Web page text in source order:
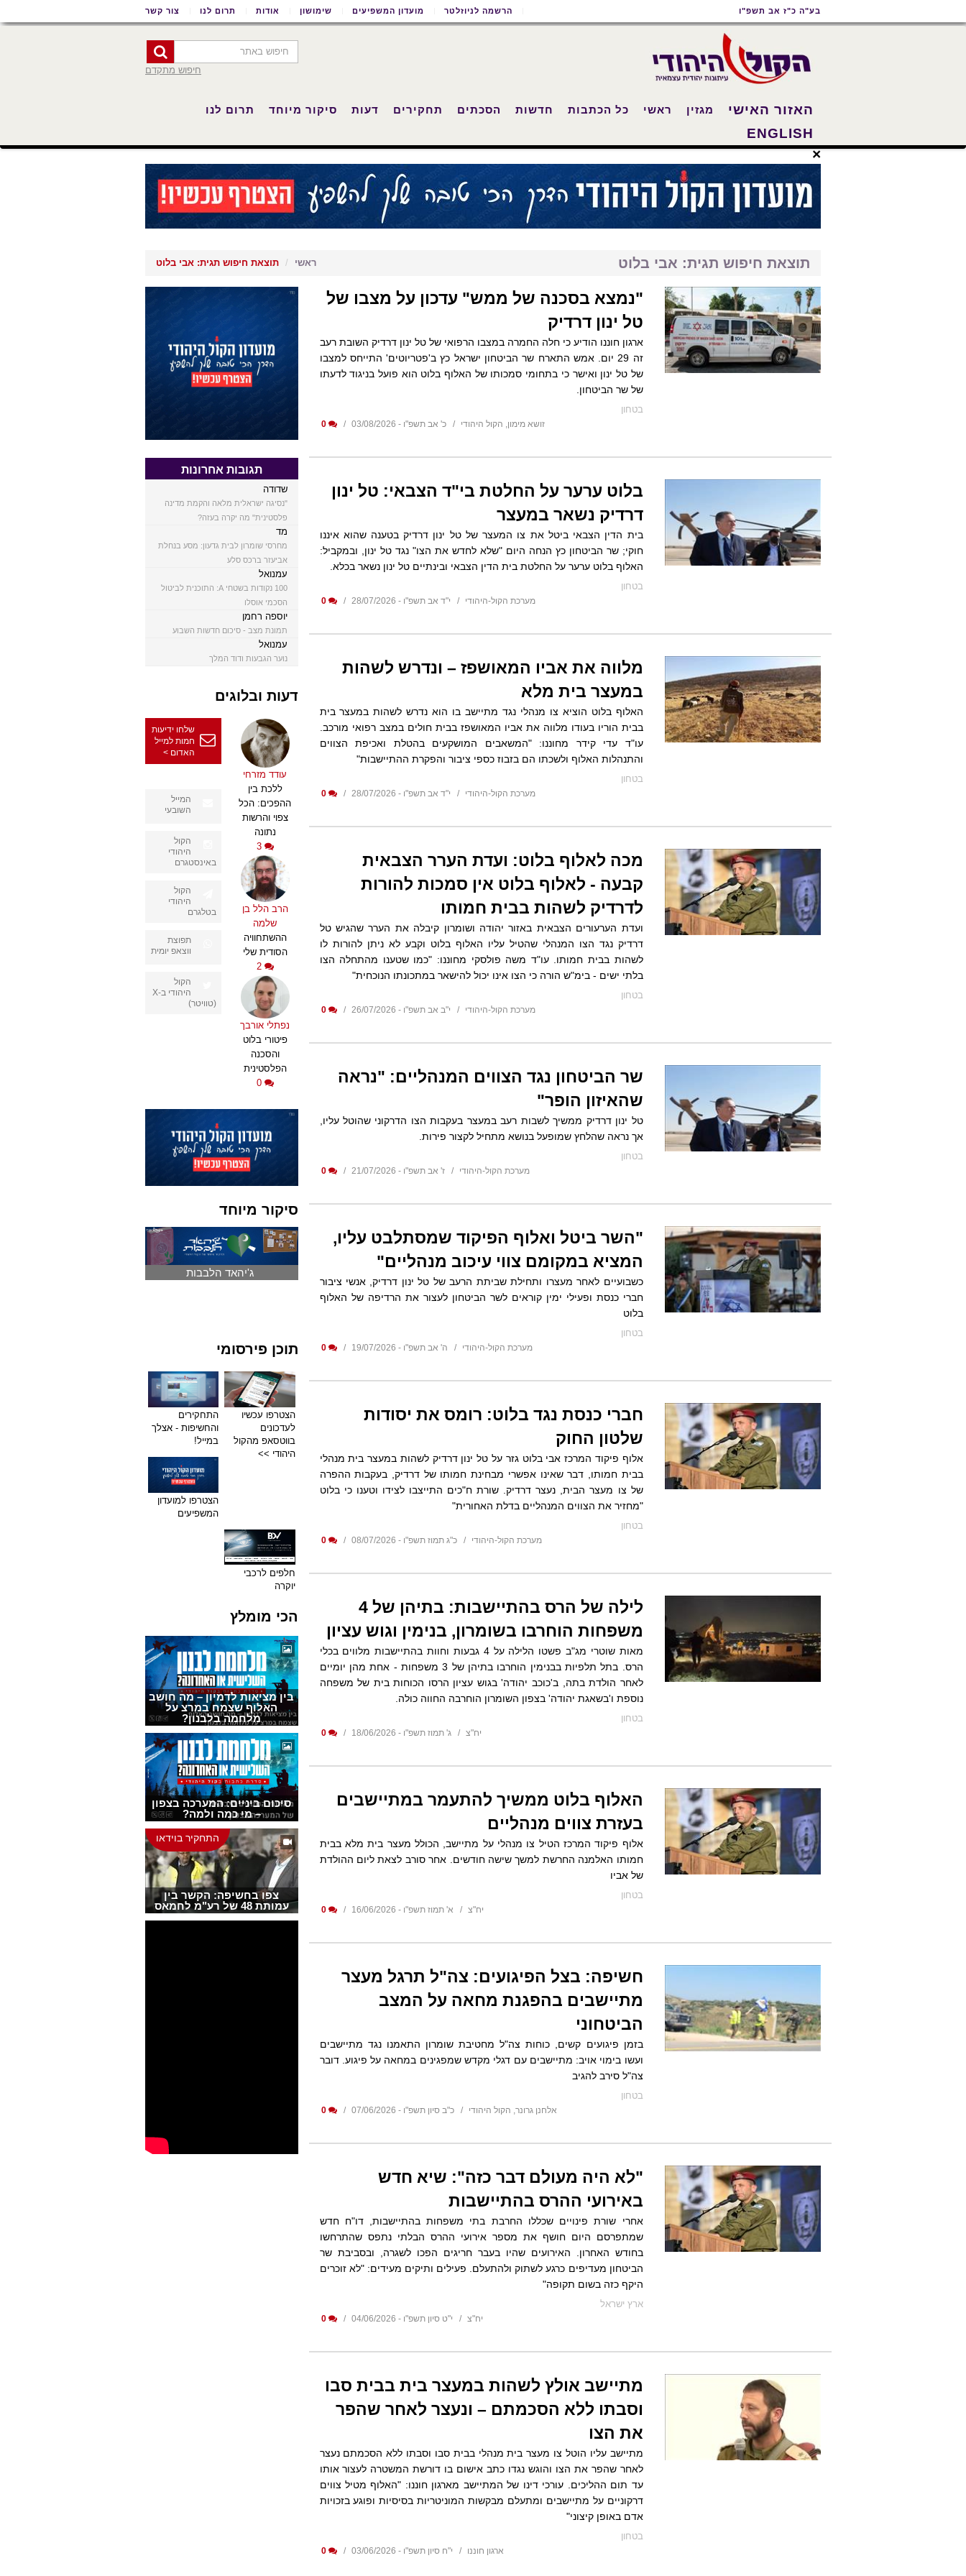
נגישות
ראשי
ראשי
בע"ה כ"ז אב תשפ"ו הרשמה לניוזלטר מועדון המשפיעים שימושון אודות תרום לנו צור קשר
חיפוש מתקדם
האזור האישי מגזין ראשי כל הכתבות חדשות הסכתים תחקירים דעות סיקור מיוחד תרום לנו
ENGLISH
×
תוצאת חיפוש תגית: אבי בלוט ראשי תוצאת חיפוש תגית: אבי בלוט
"נמצא בסכנה של ממש" עדכון על מצבו של
טל ינון דרדיק
ארגון חוננו הודיע כי חלה החמרה במצבו הרפואי של טל ינון דרדיק השובת רעב
זה 29 יום. אמש התארח שר הביטחון ישראל כץ ב'פטריוטים' התייחס למצבו
של טל ינון ואישר כי בתחומי סמכותו של האלוף בלוט הוא פועל בניגוד לדעתו
של שר הביטחון.
בטחון
זושא מימון, הקול היהודי כ' אב תשפ"ו - 03/08/2026 0
בלוט ערער על החלטת בי"ד הצבאי: טל ינון
דרדיק נשאר במעצר
בית הדין הצבאי ביטל את צו המעצר של טל ינון דרדיק בטענה שהוא איננו
חוקי; שר הביטחון כץ הנחה היום "שלא לחדש את הצו" נגד טל ינון, ובמקביל:
האלוף בלוט ערער על החלטת בית הדין הצבאי ובינתיים טל ינון נשאר בכלא.
בטחון
מערכת הקול-היהודי י"ד אב תשפ"ו - 28/07/2026 0
מלווה את אביו המאושפז – ונדרש לשהות
במעצר בית מלא
האלוף בלוט הוציא צו מנהלי נגד מתיישב בו הוא נדרש לשהות במעצר בית
בבית הוריו בעודו מלווה את אביו המאושפז בבית חולים במצב רפואי מורכב.
עו"ד עדי קידר מחוננו: "המשאבים המושקעים בהטלת ואכיפת הצווים
והתנהלות האלוף ולשכתו הם בזבוז כספי ציבור והפקרת ההתיישבות"
בטחון
מערכת הקול-היהודי י"ד אב תשפ"ו - 28/07/2026 0
מכה לאלוף בלוט: ועדת הערר הצבאית
קבעה - לאלוף בלוט אין סמכות להורות
לדרדיק לשהות בבית חמותו
ועדת הערעורים הצבאית באזור יהודה ושומרון קיבלה את הערר שהגיש טל
דרדיק נגד הצו המנהלי שהטיל עליו האלוף בלוט וקבע לא ניתן להורות לו
לשהות בבית חמותו. עו"ד משה פולסקי מחוננו: "כמו שטענו מהתחלה הצו
בלתי ישים - בימ"ש הורה כי הצו אינו יכול להישאר במתכונתו הנוכחית"
בטחון
מערכת הקול-היהודי י"ב אב תשפ"ו - 26/07/2026 0
שר הביטחון נגד הצווים המנהליים: "נראה
שהאיזון הופר"
טל ינון דרדיק ממשיך לשבות רעב במעצר בעקבות הצו הדרקוני שהוטל עליו,
אך נראה שהלחץ שמופעל בנושא מתחיל לקצור פירות.
בטחון
מערכת הקול-היהודי ז' אב תשפ"ו - 21/07/2026 0
"השר ביטל ואלוף הפיקוד שמסתלבט עליו,
המציא במקומם צווי עיכוב מנהליים"
כשבועיים לאחר מעצרו ותחילת שביתת הרעב של טל ינון דרדיק, אנשי ציבור
חברי כנסת ופעילי ימין קוראים לשר הביטחון לעצור את הרדיפה של האלוף
בלוט
בטחון
מערכת הקול-היהודי ה' אב תשפ"ו - 19/07/2026 0
חברי כנסת נגד בלוט: רומס את יסודות
שלטון החוק
אלוף פיקוד המרכז אבי בלוט גזר על טל ינון דרדיק לשהות במעצר בית מנהלי
בבית חמותו, דבר שאינו אפשרי מבחינת חמותו של דרדיק, בעקבות ההפרה
של צו מעצר הבית, נעצר דרדיק. שורת ח"כים התייצבו לצידו וטענו כי בלוט
"מחזיר את הצווים המנהליים בדלת האחורית"
בטחון
מערכת הקול-היהודי כ"ג תמוז תשפ"ו - 08/07/2026 0
לילה של הרס בהתיישבות: בתיהן של 4
משפחות הוחרבו בשומרון, בנימין וגוש עציון
מאות שוטרי מג"ב פשטו הלילה על 4 גבעות וחוות בהתיישבות מלווים בכלי
הרס. בתל תלפיות בבנימין הוחרבו בתיהן של 3 משפחות - אחת מהן יומיים
לאחר הולדת בתה, ב'כוכב יהודה' בגוש עציון הרסו הכוחות בית של משפחה
נוספת ו'בשאגת יהודה' בצפון השומרון הוחרבה החווה כולה.
בטחון
יח"צ ג' תמוז תשפ"ו - 18/06/2026 0
האלוף בלוט ממשיך להתעמר במתיישבים
בעזרת צווים מנהליים
אלוף פיקוד המרכז הטיל צו מנהלי על מתיישב, הכולל מעצר בית מלא בבית
חמותו האלמנה החרשת למשך שישה חודשים. אחר סורב לצאת ליום ההולדת
של אביו
בטחון
יח"צ א' תמוז תשפ"ו - 16/06/2026 0
חשיפה: בצל הפיגועים: צה"ל תרגל מעצר
מתיישבים בהפגנת מחאה על המצב
הביטחוני
בזמן פיגועים קשים, כוחות צה"ל מחטיבת שומרון התאמנו נגד מתיישבים
ועשו בימוי אויב: מתיישבים עם דגלי מקדש שמפגינים במחאה על פיגוע. דובר
צה"ל סירב להגיב
בטחון
אלחנן גרונר, הקול היהודי כ"ב סיון תשפ"ו - 07/06/2026 0
"לא היה מעולם דבר כזה": שיא חדש
באירועי ההרס בהתיישבות
אחרי שורת פינויים שכללו החרבת בתי משפחות בהתיישבות, דו"ח חדש
שמתפרסם היום חושף את מספר אירועי ההרס הבלתי נתפס שהתרחשו
בחודש האחרון. האירועים שהיו בעבר חריגים הפכו לשגרה, ובסביבת שר
הביטחון מעדיפים כרגע לשתוק ולהתעלם. פעילים ותיקים מעידים: "לא זוכרים
היקף כזה בשום תקופה"
ארץ ישראל
יח"צ י"ט סיון תשפ"ו - 04/06/2026 0
מתיישב אולץ לשהות במעצר בית בבית סבו
וסבתו ללא הסכמתם – ונעצר לאחר שהפר
את הצו
מתיישב עליו הוטל צו מעצר בית מנהלי בבית סבו וסבתו ללא הסכמתם נעצר
לאחר שהפר את הצו והוגש נגדו כתב אישום בו דורשת המשטרה לעצור אותו
עד תום ההליכים. עורכי דינו של המתיישב מארגון חוננו: "האלוף מטיל צווים
דרקוניים על מתיישבים ומתעלם מבקשות המוניטריות בסיסיות ופוגע בזכויות
אדם באופן קיצוני"
בטחון
ארגון חוננו י"ח סיון תשפ"ו - 03/06/2026 0
תגובות אחרונות
שדודה
"נסיגה ישראלית מלאה והקמת מדינה
פלסטינית" מה יקרה בעזה?
מד
מחרסי שומרון לבית גדעון: מסע בנחלת
אביעזר ברכס סלע
עמנואל
100 נקודות בשטחי A: התוכנית לביטול
הסכמי אוסלו
יוספה רחמן
תמונת מצב - סיכום חדשות השבוע
עמנואל
נוער הגבעות ודוד המלך
דעות ובלוגים
עודד מזרחי
ללכת בין
ההפכים: הכל
צפוי והרשות
נתונה
3
הרב הלל בן
שלמה
ההשתחוויה
הסודית שלי
2
נפתלי אורבך
פיטורי בלוט
והסכנה
הפלסטינית
0
שלחו ידיעות
חמות למייל
האדום >
המייל
השובעי
הקול
היהודי
באינסטגרם
הקול
היהודי
בטלגרם
תפוצת
ווצאפ יומית
הקול
היהודי ב-X
(טוויטר)
סיקור מיוחד
ג'יהאד הלבבות
תוכן פירסומי
הצטרפו עכשיו
לעדכונים
בווטסאפ מהקול
היהודי >>
התחקירים
והחשיפות - אצלך
במייל!
הצטרפו למועדון
המשפיעים
חלפים לרכבי
יוקרה
הכי מומלץ
בין מציאות לדמיון – מה חושב
האלוף שצמח במרצ על
מלחמה בלבנון?
סיכום ביניים: המערכה בצפון
– מי כמה ולמה?
התחקיר בוידאו
צפו בחשיפה: הקשר בין
עמותת 48 של רע"מ לחמאס